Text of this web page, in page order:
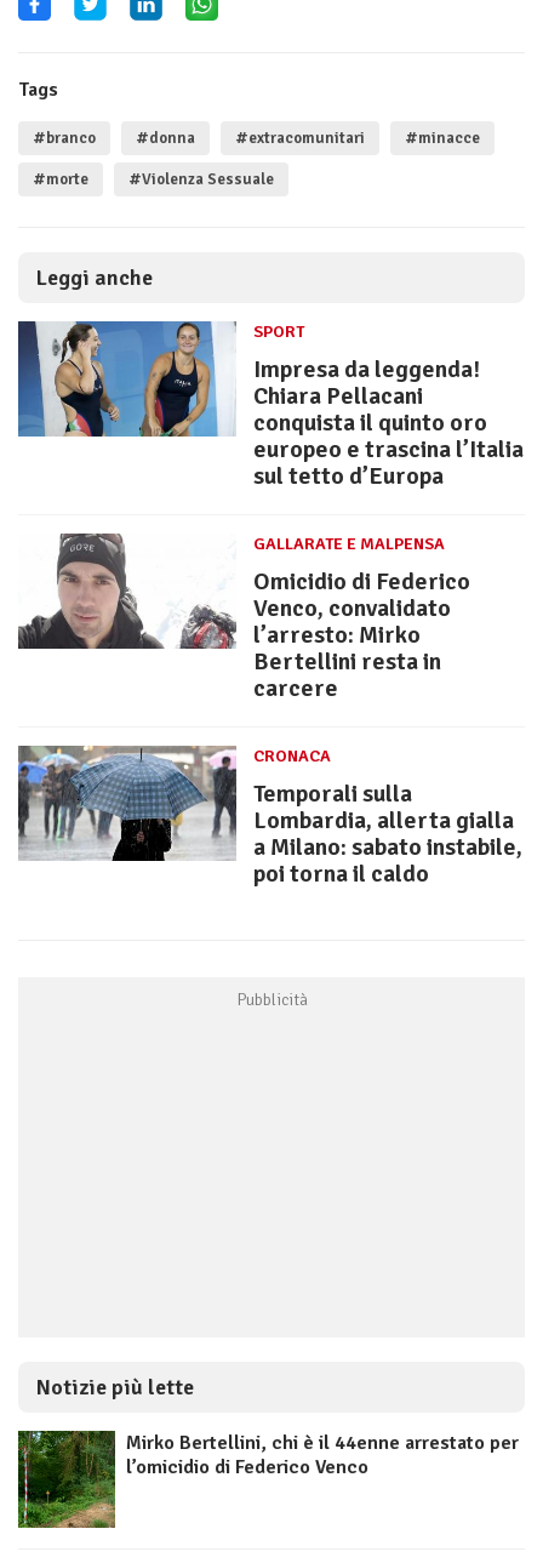
Tags
#branco #donna #extracomunitari #minacce
#morte #Violenza Sessuale
Leggi anche
SPORT
Impresa da leggenda!
Chiara Pellacani
conquista il quinto oro
europeo e trascina l’Italia
sul tetto d’Europa
GALLARATE E MALPENSA
Omicidio di Federico
Venco, convalidato
l’arresto: Mirko
Bertellini resta in
carcere
CRONACA
Temporali sulla
Lombardia, allerta gialla
a Milano: sabato instabile,
poi torna il caldo
Notizie più lette
Mirko Bertellini, chi è il 44enne arrestato per
l’omicidio di Federico Venco